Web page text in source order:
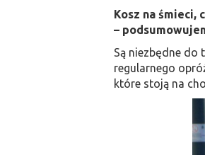
Kosz na śmieci,
–
Są niezbędne do
regularnego
które stoją na